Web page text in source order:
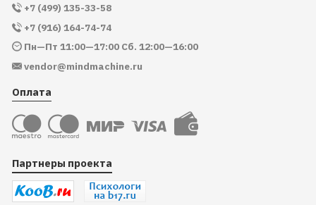
+7 (499) 135-33-58
+7 (916) 164-74-74
Пн—Пт 11:00—17:00 Сб. 12:00—16:00
vendor@mindmachine.ru
Оплата
Партнеры проекта